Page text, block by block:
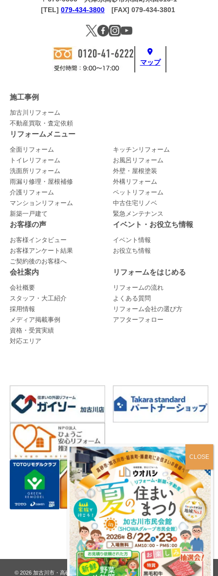
マップ
[TEL] 079-434-3800 [FAX] 079-434-3801
施工事例
加古川リフォーム
不動産買取・査定依頼
リフォームメニュー
全面リフォーム
キッチンリフォーム
トイレリフォーム
お風呂リフォーム
洗面所リフォーム
外壁・屋根塗装
雨漏り修理・屋根補修
外構リフォーム
介護リフォーム
ペットリフォーム
マンションリフォーム
中古住宅リノベ
新築一戸建て
緊急メンテナンス
お客様の声
お客様インタビュー
お客様アンケート結果
ご契約後のお客様へ
イベント・お役立ち情報
イベント情報
お役立ち情報
会社案内
会社概要
スタッフ・大工紹介
採用情報
メディア掲載事例
資格・受賞実績
対応エリア
リフォームをはじめる
リフォームの流れ
よくある質問
リフォーム会社の選び方
アフターフォロー
プライバシーポリシー
© 2026 加古川市・高砂市 夢リフォーム ウオハシ – 創業128年の老舗. All rights